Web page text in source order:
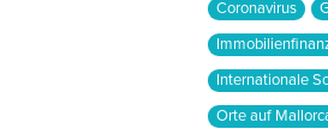
Coronavirus
Internationale
Orte auf